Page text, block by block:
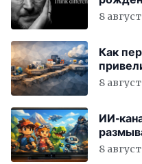
8
Как
8
ИИ-
8